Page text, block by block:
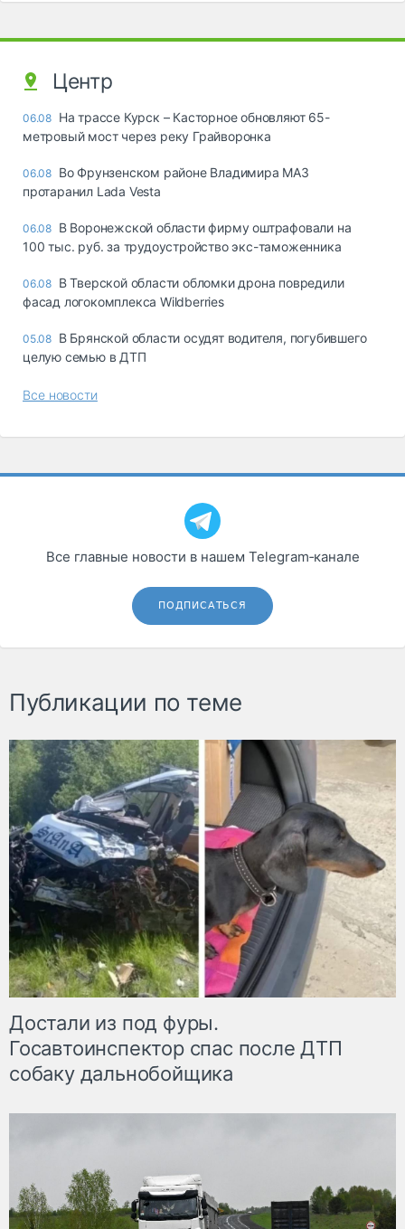
Центр
06.08 На трассе Курск – Касторное обновляют 65-
метровый мост через реку Грайворонка
06.08 Во Фрунзенском районе Владимира МАЗ
протаранил Lada Vesta
06.08 В Воронежской области фирму оштрафовали на
100 тыс. руб. за трудоустройство экс-таможенника
06.08 В Тверской области обломки дрона повредили
фасад логокомплекса Wildberries
05.08 В Брянской области осудят водителя, погубившего
целую семью в ДТП
Все новости
Все главные новости в нашем Telegram‑канале
ПОДПИСАТЬСЯ
Публикации по теме
Достали из под фуры.
Госавтоинспектор спас после ДТП
собаку дальнобойщика